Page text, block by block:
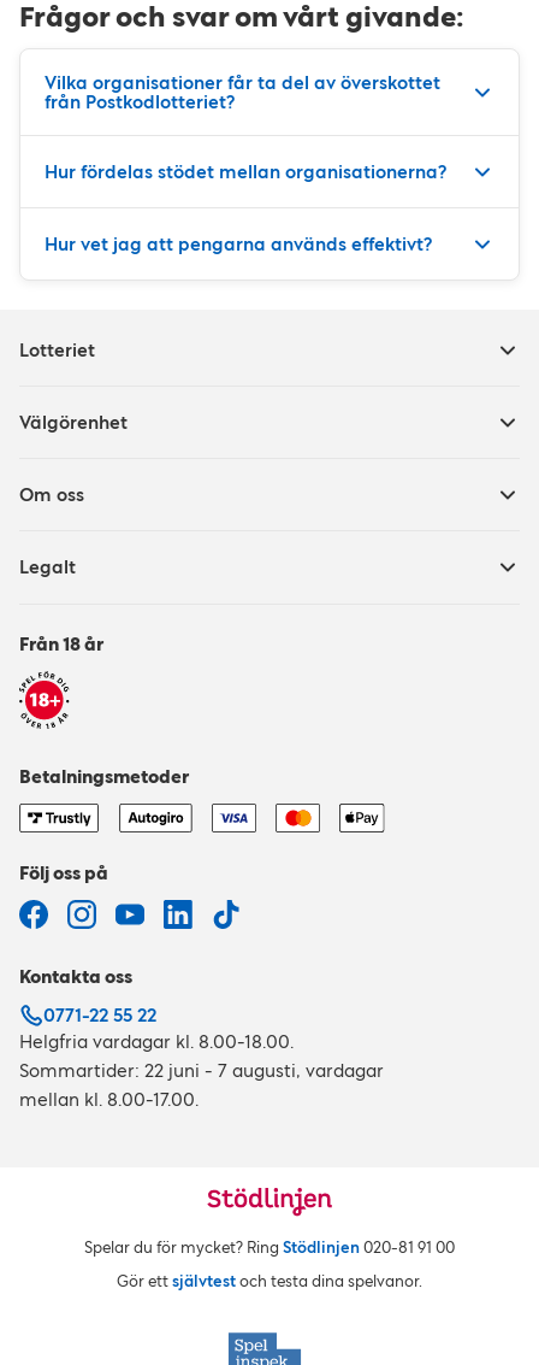
Frågor och svar om vårt givande:
Vilka organisationer får ta del av överskottet
från Postkodlotteriet?
Hur fördelas stödet mellan organisationerna?
Hur vet jag att pengarna används effektivt?
Lotteriet
Välgörenhet
Om oss
Legalt
Från 18 år
Betalningsmetoder
Följ oss på
Kontakta oss
0771-22 55 22
Helgfria vardagar kl. 8.00-18.00.
Sommartider: 22 juni - 7 augusti, vardagar
mellan kl. 8.00-17.00.
Spelar du för mycket? Ring Stödlinjen 020‑81 91 00
Gör ett självtest och testa dina spelvanor.